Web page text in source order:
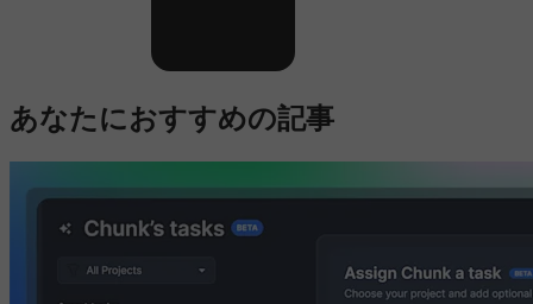
あなたにおすすめの記事